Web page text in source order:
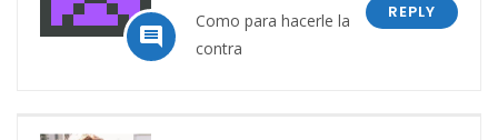

REPLY
Como para hacerle la
contra